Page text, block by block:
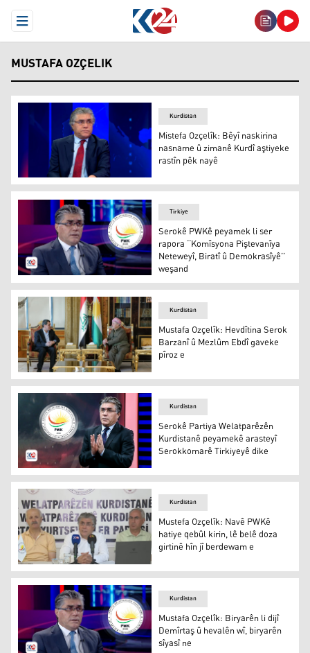
Open Menu
MUSTAFA OZÇELIK
Mistefa Ozçelîk: Bêyî naskirina nasname û zimanê
Kurdistan
Mistefa Ozçelîk: Bêyî naskirina
nasname û zimanê Kurdî aştiyeke
rastîn pêk nayê
Mustafa Ozçelîk
Tirkiye
Serokê PWKê peyamek li ser
rapora ‘‘Komîsyona Piştevanîya
Neteweyî, Biratî û Demokrasîyê’’
weşand
Serok Barzanî û Mezlûm Ebdî
Kurdistan
Mustafa Ozçelîk: Hevdîtina Serok
Barzanî û Mezlûm Ebdî gaveke
pîroz e
Mustafa Ozçelîk
Kurdistan
Serokê Partiya Welatparêzên
Kurdistanê peyamekê arasteyî
Serokkomarê Tirkiyeyê dike
Mustefa Ozçelîk: Navê PWKê hatiye qebûl kirin, lê belê
Kurdistan
Mustefa Ozçelîk: Navê PWKê
hatiye qebûl kirin, lê belê doza
girtinê hîn jî berdewam e
Kurdistan
Mustafa Ozçelîk: Biryarên li dijî
Demîrtaş û hevalên wî, biryarên
sîyasî ne